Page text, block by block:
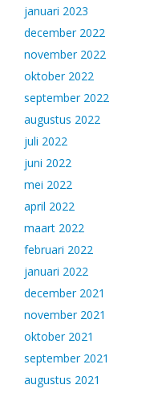
januari 2023
december 2022
november 2022
oktober 2022
september 2022
augustus 2022
juli 2022
juni 2022
mei 2022
april 2022
maart 2022
februari 2022
januari 2022
december 2021
november 2021
oktober 2021
september 2021
augustus 2021